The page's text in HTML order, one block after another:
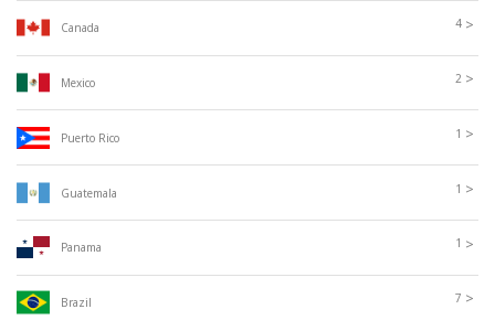
Canada 4 >
Mexico 2 >
Puerto Rico 1 >
Guatemala 1 >
Panama 1 >
Brazil 7 >